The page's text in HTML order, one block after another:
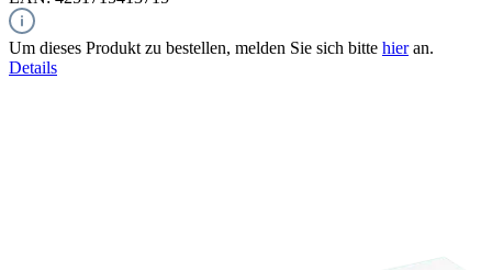
Um dieses Produkt zu bestellen, melden Sie sich bitte hieran.
Details